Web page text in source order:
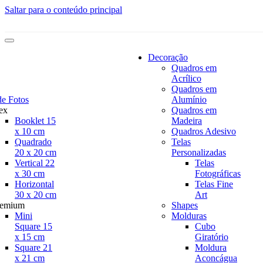
Saltar para o conteúdo principal
Fotos
Booklet 15
x 10 cm
Quadrado
20 x 20 cm
Vertical 22
x 30 cm
Horizontal
30 x 20 cm
Mini
Square 15
x 15 cm
Square 21
x 21 cm
Decoração
Quadros em
Acrílico
Quadros em
Alumínio
Quadros em
Madeira
Quadros Adesivo
Telas
Personalizadas
Telas
Fotográficas
Telas Fine
Art
Shapes
Molduras
Cubo
Giratório
Moldura
Aconcágua